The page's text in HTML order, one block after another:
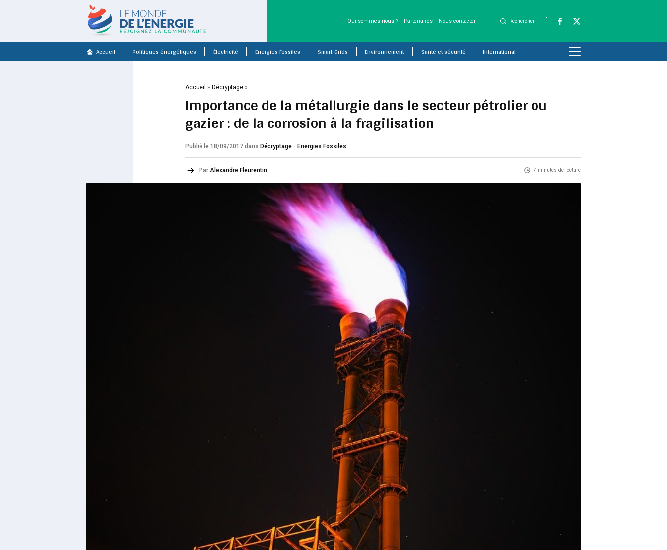
Qui sommes-nous ? Partenaires Nous contacter Rechercher
Accueil Politiques énergétiques Électricité Energies Fossiles Smart-Grids Environnement Santé et sécurité International
Accueil » Décryptage »
Importance de la métallurgie dans le secteur pétrolier ou
gazier : de la corrosion à la fragilisation
Publié le 18/09/2017dansDécryptage -Energies Fossiles
Par Alexandre Fleurentin 7 minutes de lecture